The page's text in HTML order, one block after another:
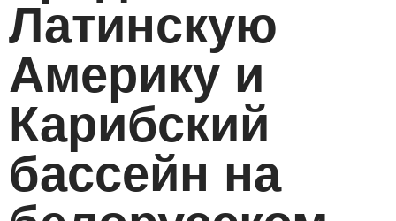
Латинскую
Америку и
Карибский
бассейн на